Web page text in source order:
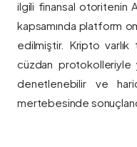
ilgili finansal otoritenin
kapsamında platform
edilmiştir. Kripto
cüzdan
denetlenebilir ve
mertebesinde